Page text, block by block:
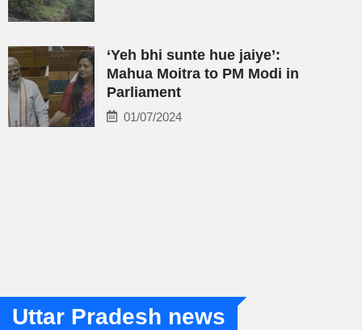
‘Yeh bhi sunte hue jaiye’:
Mahua Moitra to PM Modi in
Parliament
01/07/2024
Uttar Pradesh news